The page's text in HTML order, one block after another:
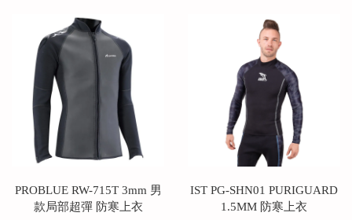
PROBLUE RW-715T 3mm 男
款局部超彈 防寒上衣
IST PG-SHN01 PURIGUARD
1.5MM 防寒上衣